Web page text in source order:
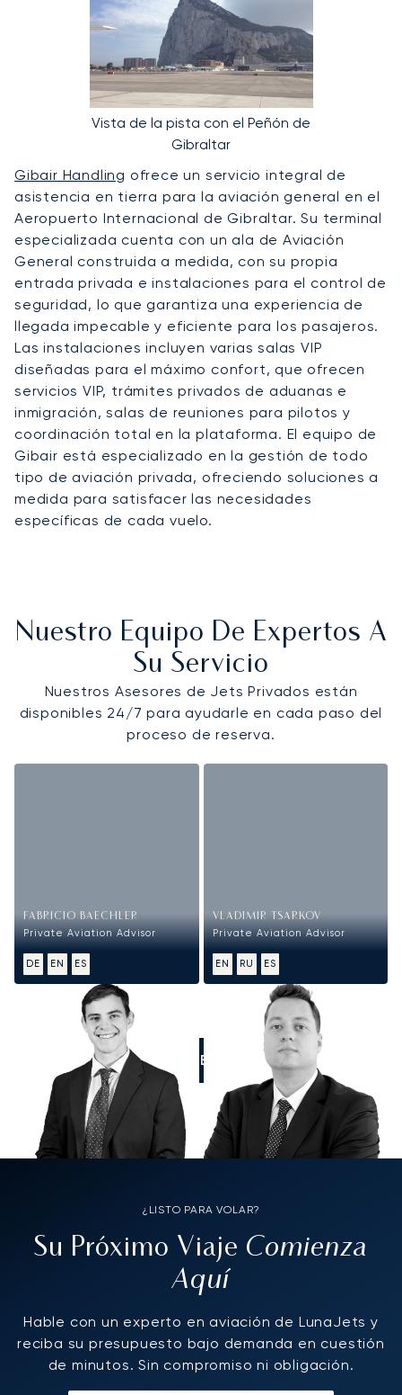
Vista de la pista con el Peñón de
Gibraltar
Gibair Handling ofrece un servicio integral de
asistencia en tierra para la aviación general en el
Aeropuerto Internacional de Gibraltar. Su terminal
especializada cuenta con un ala de Aviación
General construida a medida, con su propia
entrada privada e instalaciones para el control de
seguridad, lo que garantiza una experiencia de
llegada impecable y eficiente para los pasajeros.
Las instalaciones incluyen varias salas VIP
diseñadas para el máximo confort, que ofrecen
servicios VIP, trámites privados de aduanas e
inmigración, salas de reuniones para pilotos y
coordinación total en la plataforma. El equipo de
Gibair está especializado en la gestión de todo
tipo de aviación privada, ofreciendo soluciones a
medida para satisfacer las necesidades
específicas de cada vuelo.
Nuestro Equipo De Expertos A
Su Servicio
Nuestros Asesores de Jets Privados están
disponibles 24/7 para ayudarle en cada paso del
proceso de reserva.
FABRICIO BAECHLER
Private Aviation Advisor
DE EN ES
VLADIMIR TSARKOV
Private Aviation Advisor
EN RU ES
LLÁMENOS
¿LISTO PARA VOLAR?
Su Próximo Viaje Comienza
Aquí
Hable con un experto en aviación de LunaJets y
reciba su presupuesto bajo demanda en cuestión
de minutos. Sin compromiso ni obligación.